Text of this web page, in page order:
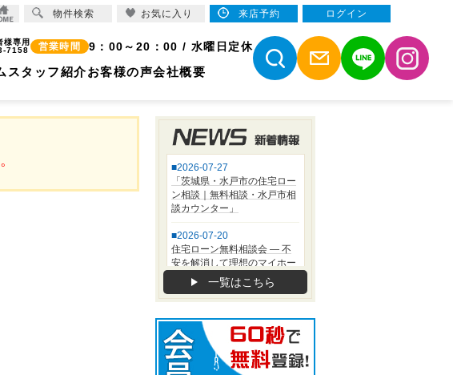
様専用
7158
営業時間 9：00～20：00 / 水曜日定休
スタッフ紹介お客様の声会社概要
一覧はこちら
物件検索 お気に入り 来店予約 ログイン